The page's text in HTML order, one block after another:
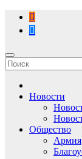
Перейти
содержимому
Новости
Общество
Армия